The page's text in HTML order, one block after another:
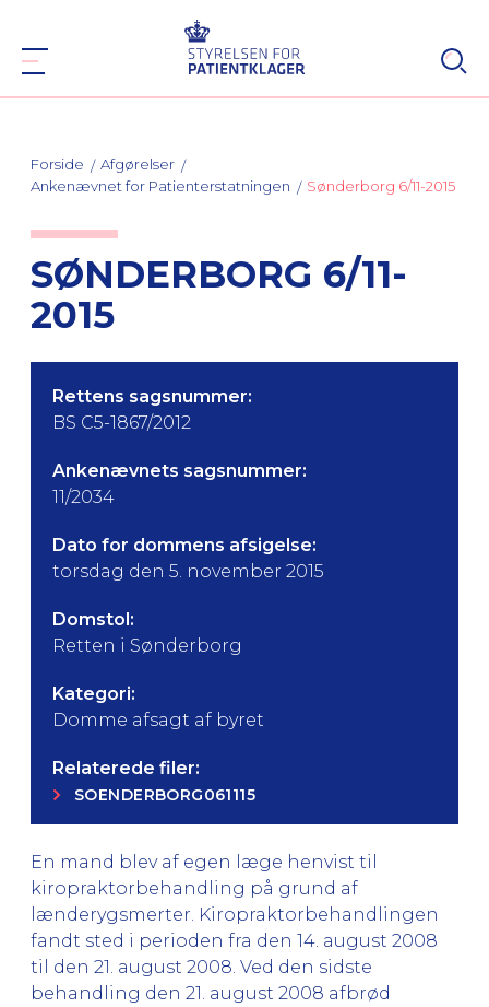
Forside
Afgørelser
Ankenævnet for Patienterstatningen
Sønderborg 6/11-2015
SØNDERBORG 6/11-
2015
Rettens sagsnummer:
BS C5-1867/2012
Ankenævnets sagsnummer:
11/2034
Dato for dommens afsigelse:
torsdag den 5. november 2015
Domstol:
Retten i Sønderborg
Kategori:
Domme afsagt af byret
Relaterede filer:
SOENDERBORG061115
En mand blev af egen læge henvist til
kiropraktorbehandling på grund af
lænderygsmerter. Kiropraktorbehandlingen
fandt sted i perioden fra den 14. august 2008
til den 21. august 2008. Ved den sidste
behandling den 21. august 2008 afbrød